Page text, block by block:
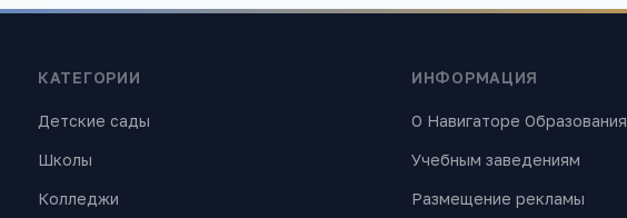
КАТЕГОРИИ
Детские сады
Школы
Колледжи
ИНФОРМАЦИЯ
О Навигаторе Образования
Учебным заведениям
Размещение рекламы